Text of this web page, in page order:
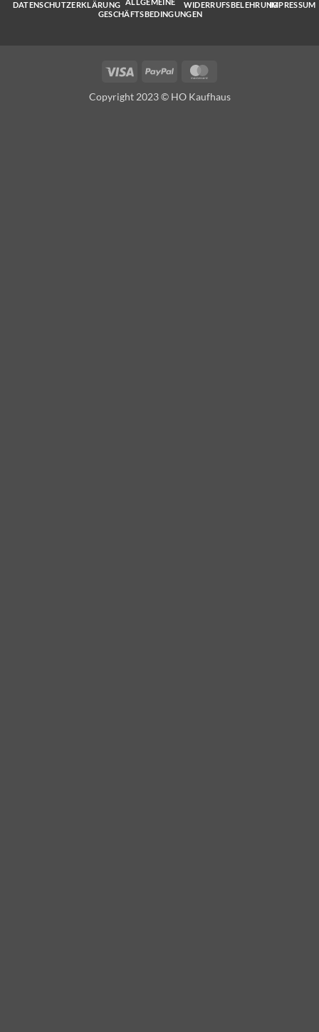
DATENSCHUTZERKLÄRUNG ALLGEMEINE
GESCHÄFTSBEDINGUNGEN
WIDERRUFSBELEHRUNGIMPRESSUM
Visa PayPal
Copyright 2023 © HO Kaufhaus